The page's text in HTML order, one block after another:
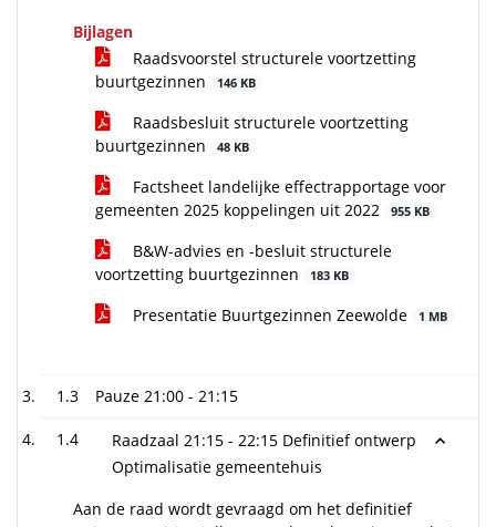
Bijlagen
Raadsvoorstel structurele voortzetting
buurtgezinnen
146 KB
Raadsbesluit structurele voortzetting
buurtgezinnen
48 KB
Factsheet landelijke effectrapportage voor
gemeenten 2025 koppelingen uit 2022
955 KB
B&W-advies en -besluit structurele
voortzetting buurtgezinnen
183 KB
Presentatie Buurtgezinnen Zeewolde 1 MB
1.3 Pauze 21:00 - 21:15
1.4
Raadzaal 21:15 - 22:15 Definitief ontwerp
Optimalisatie gemeentehuis
Aan de raad wordt gevraagd om het definitief